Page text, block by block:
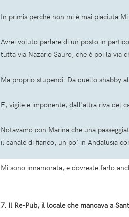
In primis perchè non mi è mai piaciuta
Avrei voluto parlare di un posto in
tutta via Nazario Sauro, che è poi la via
Ma proprio stupendi. Da quello shabby
E, vigile e imponente, dall'altra riva del
Notavamo con Marina che una
il canale di fianco, un po' in Andalusia
Mi sono innamorata, e dovreste farlo
7. Il Re-Pub, il locale che mancava a